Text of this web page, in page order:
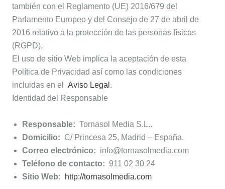
también con el Reglamento (UE) 2016/679 del
Parlamento Europeo y del Consejo de 27 de abril de
2016 relativo a la protección de las personas físicas
(RGPD).
El uso de sitio Web implica la aceptación de esta
Política de Privacidad así como las condiciones
incluidas en el Aviso Legal .
Identidad del Responsable
Responsable: Tornasol Media S.L..
Domicilio: C/ Princesa 25, Madrid – España.
Correo electrónico: info@tornasolmedia.com
Teléfono de contacto: 911 02 30 24
Sitio Web:
http://tornasolmedia.com